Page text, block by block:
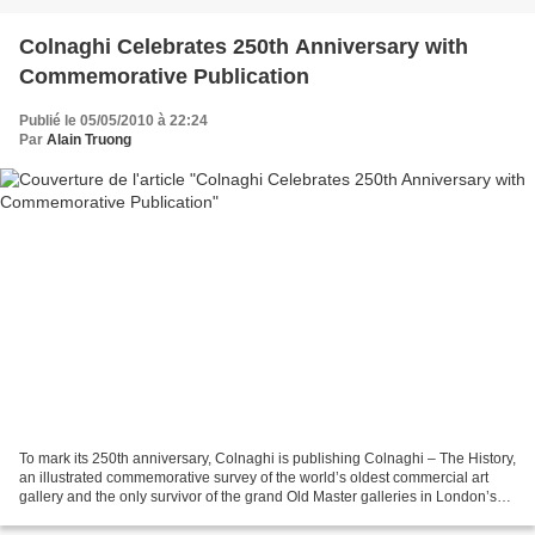
Colnaghi Celebrates 250th Anniversary with
Commemorative Publication
Publié le 05/05/2010 à 22:24
Par Alain Truong
To mark its 250th anniversary, Colnaghi is publishing Colnaghi – The History,
an illustrated commemorative survey of the world’s oldest commercial art
gallery and the only survivor of the grand Old Master galleries in London’s